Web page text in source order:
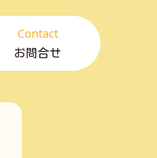
Contact
お問合せ